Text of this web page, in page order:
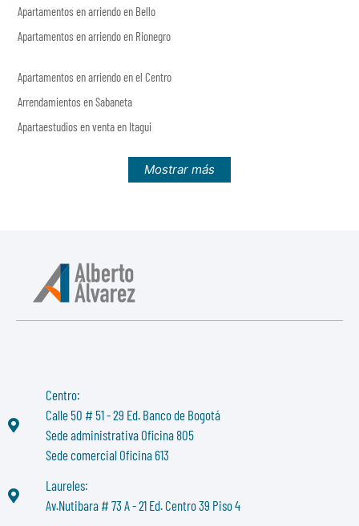
Apartamentos en arriendo en Bello
Apartamentos en arriendo en Rionegro
Apartamentos en arriendo en el Centro
Arrendamientos en Sabaneta
Apartaestudios en venta en Itagui
Mostrar más
Centro:
Calle 50 # 51 - 29 Ed. Banco de Bogotá
Sede administrativa Oficina 805
Sede comercial Oficina 613
Laureles:
Av.Nutibara # 73 A - 21 Ed. Centro 39 Piso 4